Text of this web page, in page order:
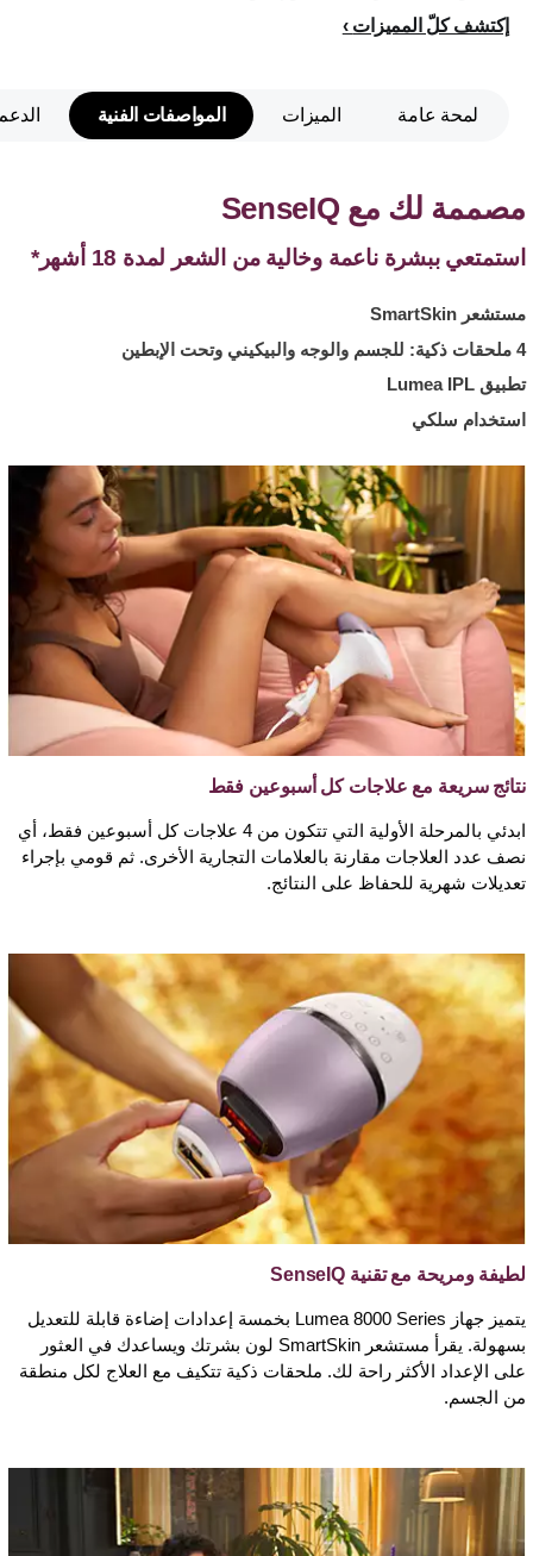
إكتشف كلّ المميزات
لمحة عامة الميزات المواصفات الفنية
مصممة لك مع SenseIQ
استمتعي ببشرة ناعمة وخالية من الشعر لمدة 18 أشهر*
مستشعر SmartSkin
4 ملحقات ذكية: للجسم والوجه والبيكيني وتحت الإبطين
تطبيق Lumea IPL
استخدام سلكي
نتائج سريعة مع علاجات كل أسبوعين فقط
ابدئي بالمرحلة الأولية التي تتكون من 4 علاجات كل أسبوعين فقط، أي
نصف عدد العلاجات مقارنة بالعلامات التجارية الأخرى. ثم قومي بإجراء
تعديلات شهرية للحفاظ على النتائج.
لطيفة ومريحة مع تقنية SenseIQ
يتميز جهاز Lumea 8000 Series بخمسة إعدادات إضاءة قابلة للتعديل
بسهولة. يقرأ مستشعر SmartSkin لون بشرتك ويساعدك في العثور
على الإعداد الأكثر راحة لك. ملحقات ذكية تتكيف مع العلاج لكل منطقة
من الجسم.